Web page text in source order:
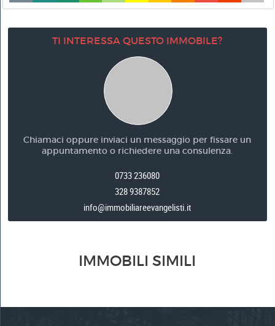
TI INTERESSA QUESTO IMMOBILE?
Chiamaci oppure inviaci un messaggio per fissare un
appuntamento o richiedere una consulenza.
0733 236080
328 9387852
info@immobiliareevangelisti.it
IMMOBILI SIMILI